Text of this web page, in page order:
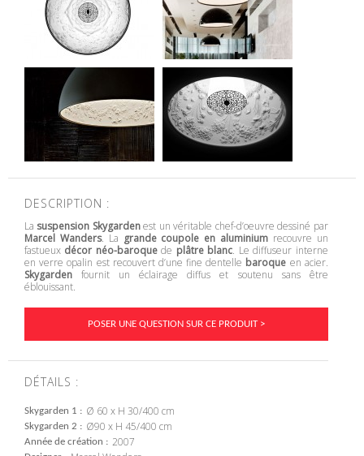
DESCRIPTION :
La suspension Skygardenest un véritable chef-d’oeuvre dessiné par
Marcel Wanders. La grande coupole en aluminium recouvre un
fastueux décor néo-baroquede plâtre blanc. Le diffuseur interne
en verre opalin est recouvert d’une fine dentelle baroque en acier.
Skygarden fournit un éclairage diffus et soutenu sans être
éblouissant.
POSER UNE QUESTION SUR CE PRODUIT >
DÉTAILS :
Skygarden 1 Ø 60 x H 30/400 cm
Skygarden 2 Ø90 x H 45/400 cm
Année de création 2007